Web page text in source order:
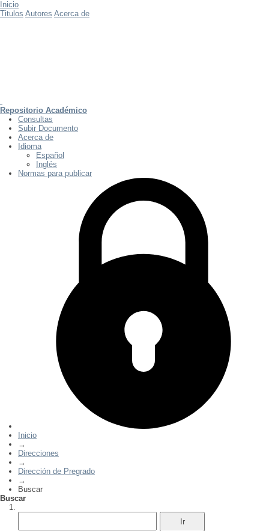
Inicio
Titulos Autores Acerca de
Repositorio Académico
Consultas
Subir Documento
Acerca de
Idioma
Español
Inglés
Normas para publicar
Inicio
→
Direcciones
→
Dirección de Pregrado
→
Buscar
Buscar